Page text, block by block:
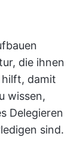
die ihnen
damit
wissen,
Delegieren
sind.